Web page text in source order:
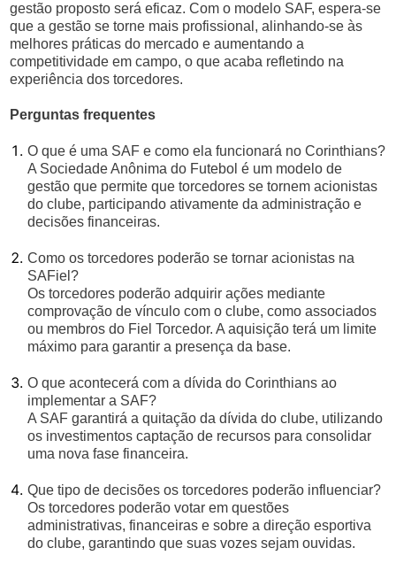
gestão proposto será eficaz. Com o modelo SAF, espera-se
que a gestão se torne mais profissional, alinhando-se às
melhores práticas do mercado e aumentando a
competitividade em campo, o que acaba refletindo na
experiência dos torcedores.
Perguntas frequentes
O que é uma SAF e como ela funcionará no Corinthians?
A Sociedade Anônima do Futebol é um modelo de
gestão que permite que torcedores se tornem acionistas
do clube, participando ativamente da administração e
decisões financeiras.
Como os torcedores poderão se tornar acionistas na
SAFiel?
Os torcedores poderão adquirir ações mediante
comprovação de vínculo com o clube, como associados
ou membros do Fiel Torcedor. A aquisição terá um limite
máximo para garantir a presença da base.
O que acontecerá com a dívida do Corinthians ao
implementar a SAF?
A SAF garantirá a quitação da dívida do clube, utilizando
os investimentos captação de recursos para consolidar
uma nova fase financeira.
Que tipo de decisões os torcedores poderão influenciar?
Os torcedores poderão votar em questões
administrativas, financeiras e sobre a direção esportiva
do clube, garantindo que suas vozes sejam ouvidas.